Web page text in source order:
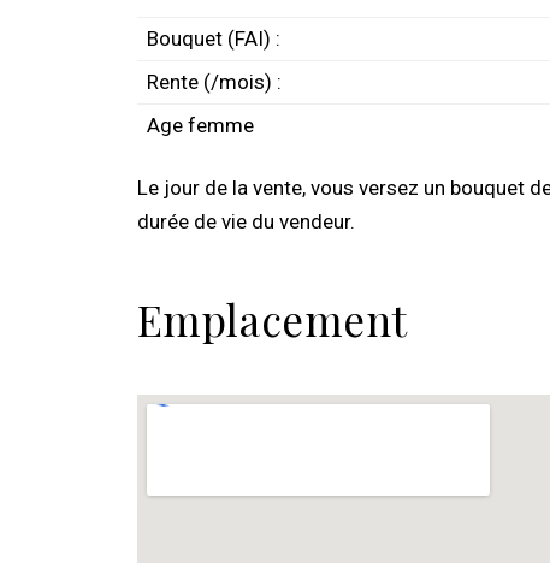
Bouquet (FAI) :
Rente (/mois) :
Age femme
Le jour de la vente, vous versez un bouquet
durée de vie du vendeur.
Emplacement